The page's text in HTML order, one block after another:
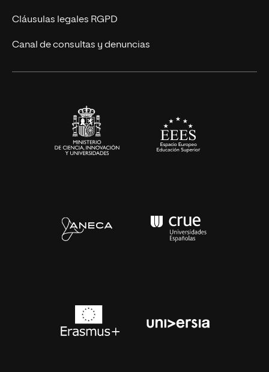
UNIR Revista
Eventos
Cláusulas legales RGPD
Canal de consultas y denuncias